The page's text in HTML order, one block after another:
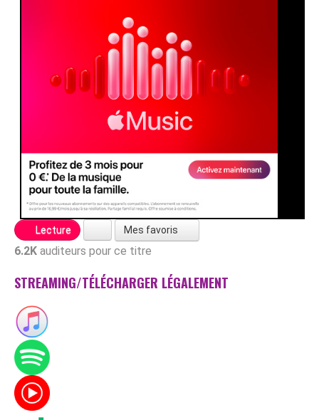
Lecture Mes favoris
6.2K auditeurs pour ce titre
STREAMING/TÉLÉCHARGER LÉGALEMENT